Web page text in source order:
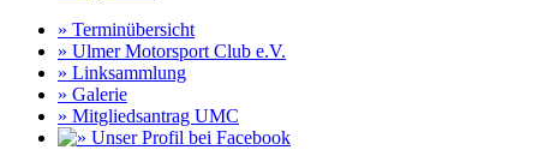
» Terminübersicht
» Ulmer Motorsport Club e.V.
» Linksammlung
» Galerie
» Mitgliedsantrag UMC